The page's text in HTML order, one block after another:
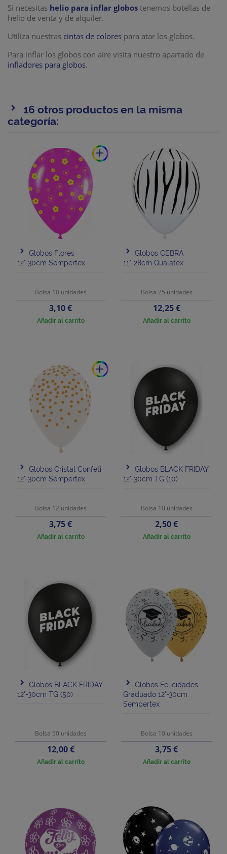
Si necesitas helio para inflar globos tenemos botellas de
helio de venta y de alquiler.
Utiliza nuestras cintas de colores para atar los globos.
Para inflar los globos con aire visita nuestro apartado de
infladores para globos.
16 otros productos en la misma
categoría:
add
Globos Flores
12"-30cm Sempertex
Bolsa 10 unidades
Precio
3,10 €
Añadir al carrito
Globos CEBRA
11"-28cm Qualatex
Bolsa 25 unidades
Precio
12,25 €
Añadir al carrito
add
Globos Cristal Confeti
12"-30cm Sempertex
Bolsa 12 unidades
Precio
3,75 €
Añadir al carrito
Globos BLACK FRIDAY
12"-30cm TG (10)
Bolsa 10 unidades
Precio
2,50 €
Añadir al carrito
Globos BLACK FRIDAY
12"-30cm TG (50)
Bolsa 50 unidades
Precio
12,00 €
Añadir al carrito
Globos Felicidades
Graduado 12"-30cm
Sempertex
Bolsa 10 unidades
Precio
3,75 €
Añadir al carrito